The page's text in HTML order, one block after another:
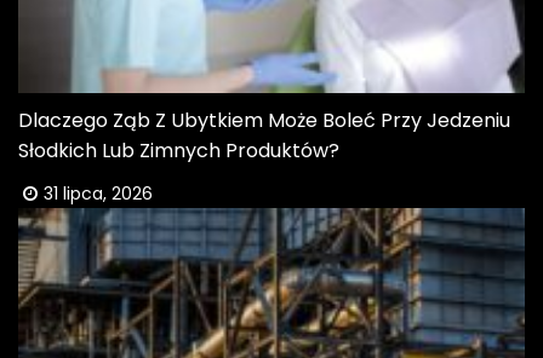
Dlaczego Ząb Z Ubytkiem Może Boleć Przy Jedzeniu
Słodkich Lub Zimnych Produktów?
31 lipca, 2026